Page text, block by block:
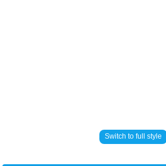
Switch to full style